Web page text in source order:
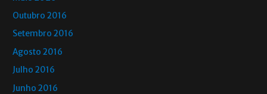
Outubro 2016
Setembro 2016
Agosto 2016
Julho 2016
Junho 2016